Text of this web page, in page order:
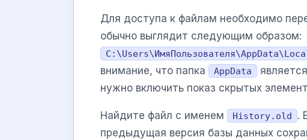
Для доступа к файлам необходимо
обычно выглядит следующим образом:
внимание, что папка
AppData
нужно включить показ скрытых
Найдите файл с именем History.old
.
предыдущая версия базы данных